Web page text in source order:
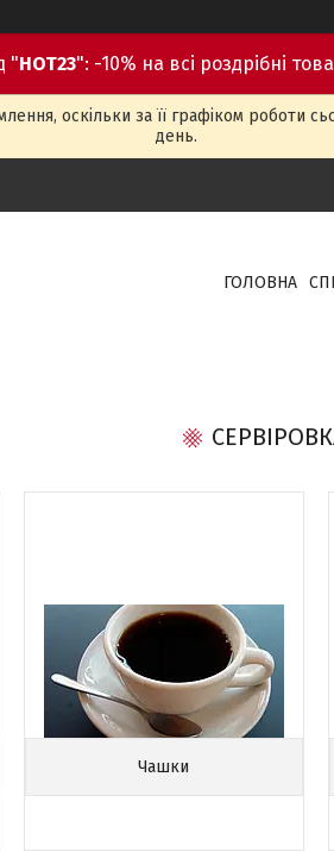
"HOT23": -10% на всі роздрібні
оскільки за її графіком роботи
день.
ГОЛОВНА
Чашки